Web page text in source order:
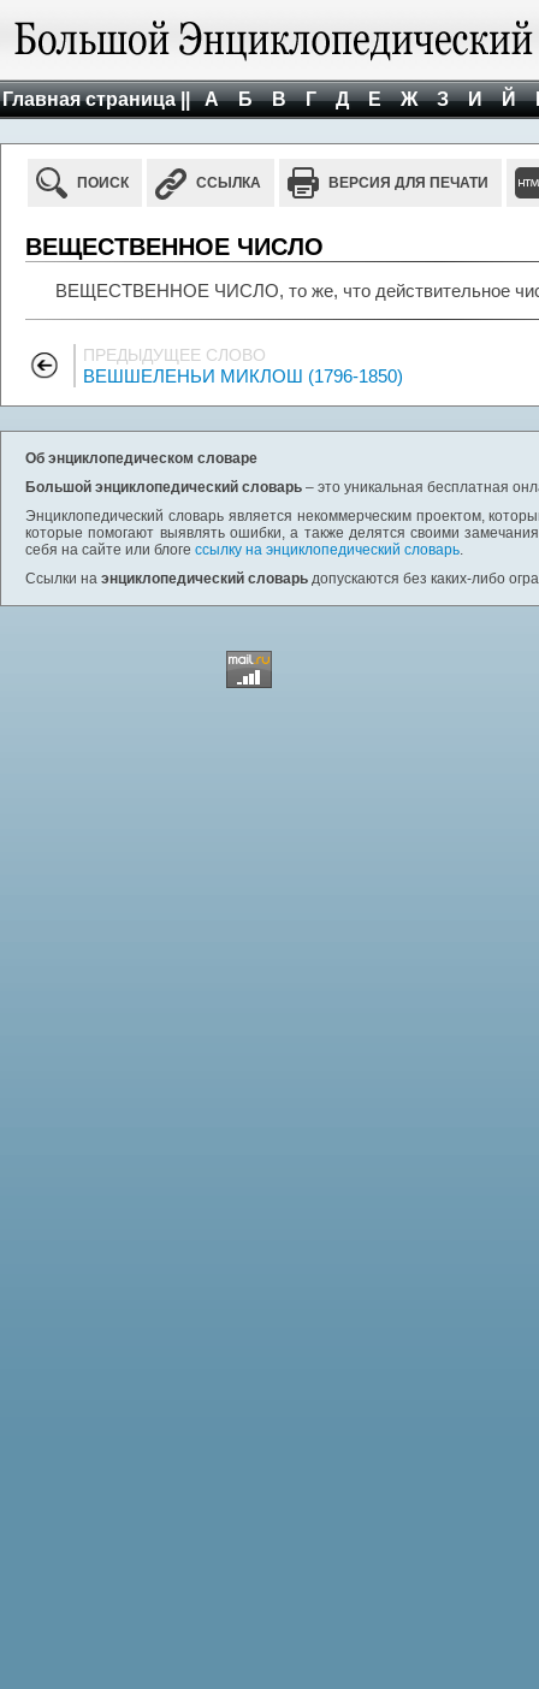
Главная страница || А Б В Г Д Е Ж З И Й
ПОИСК ССЫЛКА ВЕРСИЯ ДЛЯ ПЕЧАТИ
ВЕЩЕСТВЕННОЕ ЧИСЛО
ВЕЩЕСТВЕННОЕ ЧИСЛО, то же, что действительное
ПРЕДЫДУЩЕЕ СЛОВО
ВЕШШЕЛЕНЬИ МИКЛОШ (1796-1850)
Об энциклопедическом словаре
Большой энциклопедический словарь – это уникальная бесплатная
Энциклопедический словарь является некоммерческим проектом,
которые помогают выявлять ошибки, а также делятся своими
себя на сайте или блоге ссылку на энциклопедический словарь.
Ссылки на энциклопедический словарь допускаются без каких-либо